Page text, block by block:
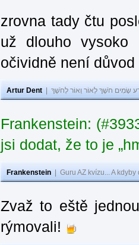
zrovna tady čtu
už dlouho
očividně není
Artur Dent שָׂמִים חֹשֶׁךְ לְאוֹר וְאוֹר לְחֹשֶׁךְ
Frankenstein:
jsi dodat, že to je
Frankenstein Guru AZ kvízu... A
Zvaž to eště
rýmovali!